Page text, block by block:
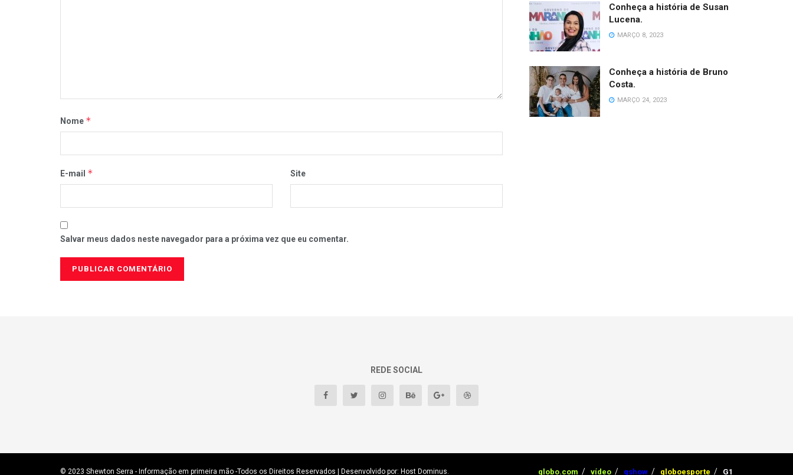
Nome *
E-mail * Site
Salvar meus dados neste navegador para a próxima vez que eu comentar.
Conheça a história de Susan
Lucena.
MARÇO 8, 2023
Conheça a história de Bruno
Costa.
MARÇO 24, 2023
REDE SOCIAL
globo.com vídeo gshow globoesporte G1
© 2023 Shewton Serra - Informação em primeira mão -Todos os Direitos Reservados | Desenvolvido por: Host Dominus.